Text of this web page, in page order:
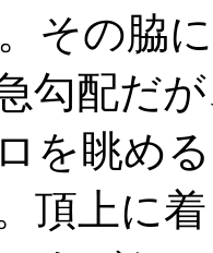
。その脇
勾配だ
を眺め
頂上に